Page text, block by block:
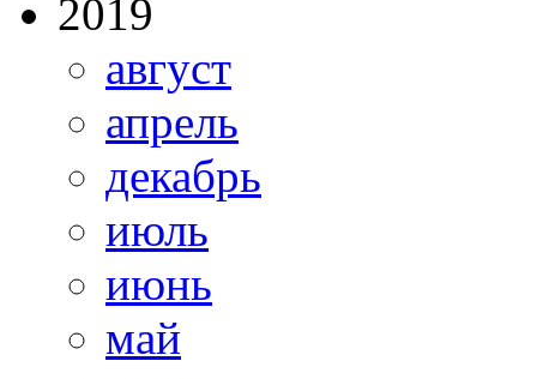
2019
август
апрель
декабрь
июль
июнь
май